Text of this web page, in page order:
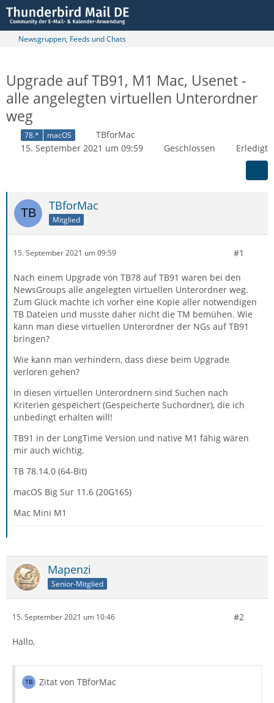
Newsgruppen, Feeds und Chats
Upgrade auf TB91, M1 Mac, Usenet -
alle angelegten virtuellen Unterordner
weg
78.* macOS
TBforMac
15. September 2021 um 09:59
Geschlossen Erledigt
TBforMac
Mitglied
15. September 2021 um 09:59 #1
Nach einem Upgrade von TB78 auf TB91 waren bei den
NewsGroups alle angelegten virtuellen Unterordner weg.
Zum Glück machte ich vorher eine Kopie aller notwendigen
TB Dateien und musste daher nicht die TM bemühen. Wie
kann man diese virtuellen Unterordner der NGs auf TB91
bringen?
Wie kann man verhindern, dass diese beim Upgrade
verloren gehen?
In diesen virtuellen Unterordnern sind Suchen nach
Kriterien gespeichert (Gespeicherte Suchordner), die ich
unbedingt erhalten will!
TB91 in der LongTime Version und native M1 fähig wären
mir auch wichtig.
TB 78.14.0 (64-Bit)
macOS Big Sur 11.6 (20G165)
Mac Mini M1
Mapenzi
Senior-Mitglied
15. September 2021 um 10:46 #2
Hallo,
Zitat von TBforMac